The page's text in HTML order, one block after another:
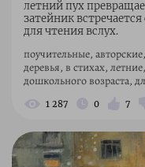
летний пух
затейник
для чтения вслух.
поучительные,
деревья, в стихах,
дошкольного возраста,
1 287 0 7